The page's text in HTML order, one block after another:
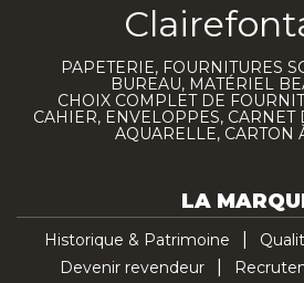
PAPETERIE, FOURNITURES
BUREAU, MATÉRIEL
CHOIX COMPLET DE
CAHIER, ENVELOPPES, CARNET
AQUARELLE, CARTON
LA
Historique & Patrimoine
Devenir revendeur